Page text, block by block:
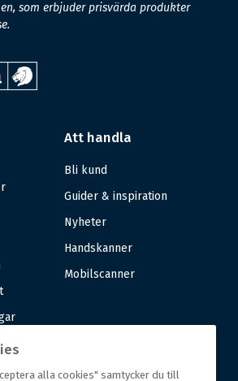
som erbjuder prisvärda produkter
Att handla
Bli kund
Guider & inspiration
Nyheter
Handskanner
Mobilscanner
alla cookies" samtycker du till